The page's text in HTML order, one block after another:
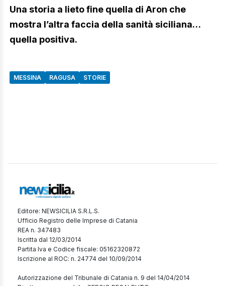
Una storia a lieto fine quella di Aron che
mostra l’altra faccia della sanità siciliana…
quella positiva.
MESSINA RAGUSA STORIE
Editore: NEWSICILIA S.R.L.S.
Ufficio Registro delle Imprese di Catania
REA n. 347483
Iscritta dal 12/03/2014
Partita Iva e Codice fiscale: 05162320872
Iscrizione al ROC: n. 24774 del 10/09/2014
Autorizzazione del Tribunale di Catania n. 9 del 14/04/2014